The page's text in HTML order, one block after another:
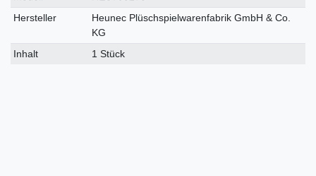
Hersteller
Heunec Plüschspielwarenfabrik GmbH & Co.
KG
Inhalt
1 Stück